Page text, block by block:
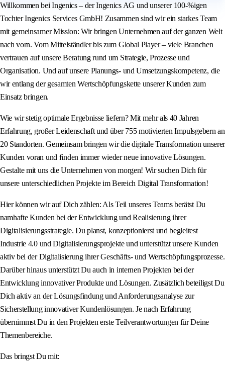
Willkommen bei Ingenics – der Ingenics AG und unserer 100-%igen
Tochter Ingenics Services GmbH! Zusammen sind wir ein starkes Team
mit gemeinsamer Mission: Wir bringen Unternehmen auf der ganzen Welt
nach vorn. Vom Mittelständler bis zum Global Player – viele Branchen
vertrauen auf unsere Beratung rund um Strategie, Prozesse und
Organisation. Und auf unsere Planungs- und Umsetzungskompetenz, die
wir entlang der gesamten Wertschöpfungskette unserer Kunden zum
Einsatz bringen.
Wie wir stetig optimale Ergebnisse liefern? Mit mehr als 40 Jahren
Erfahrung, großer Leidenschaft und über 755 motivierten Impulsgebern an
20 Standorten. Gemeinsam bringen wir die digitale Transformation unserer
Kunden voran und ﬁnden immer wieder neue innovative Lösungen.
Gestalte mit uns die Unternehmen von morgen! Wir suchen Dich für
unsere unterschiedlichen Projekte im Bereich Digital Transformation!
Hier können wir auf Dich zählen: Als Teil unseres Teams berätst Du
namhafte Kunden bei der Entwicklung und Realisierung ihrer
Digitalisierungsstrategie. Du planst, konzeptionierst und begleitest
Industrie 4.0 und Digitalisierungsprojekte und unterstützt unsere Kunden
aktiv bei der Digitalisierung ihrer Geschäfts- und Wertschöpfungsprozesse.
Darüber hinaus unterstützt Du auch in internen Projekten bei der
Entwicklung innovativer Produkte und Lösungen. Zusätzlich beteiligst Du
Dich aktiv an der Lösungsfindung und Anforderungsanalyse zur
Sicherstellung innovativer Kundenlösungen. Je nach Erfahrung
übernimmst Du in den Projekten erste Teilverantwortungen für Deine
Themenbereiche.
Das bringst Du mit: